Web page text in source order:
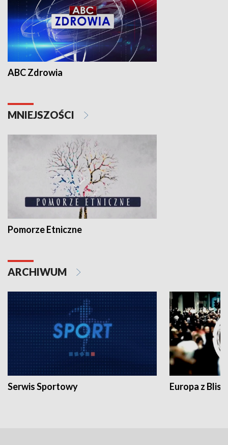
ABC Zdrowia
MNIEJSZOŚCI
Pomorze Etniczne
ARCHIWUM
Serwis Sportowy Europa z